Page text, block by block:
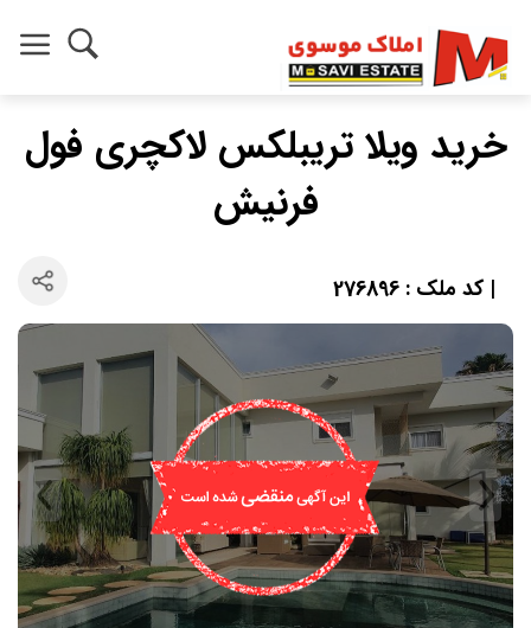
خرید ویلا تریبلکس لاکچری فول
فرنیش
| کد ملک : 276896